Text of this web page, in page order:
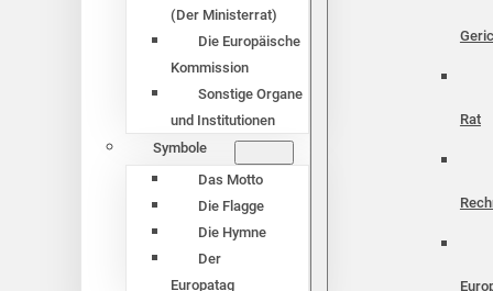
(Der Ministerrat)
Die Europäische
Kommission
Sonstige Organe
und Institutionen
Symbole
Das Motto
Die Flagge
Die Hymne
Der
Europatag
Rat